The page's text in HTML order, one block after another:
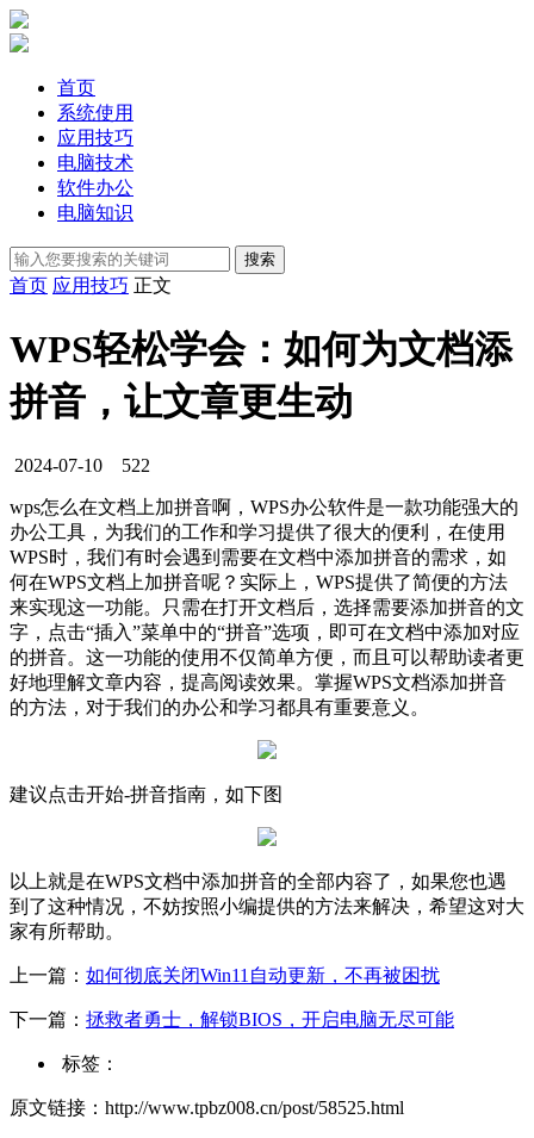
首页
系统使用
应用技巧
电脑技术
软件办公
电脑知识
首页 应用技巧 正文
WPS轻松学会：如何为文档添
拼音，让文章更生动
2024-07-10 522
wps怎么在文档上加拼音啊，WPS办公软件是一款功能强大的
办公工具，为我们的工作和学习提供了很大的便利，在使用
WPS时，我们有时会遇到需要在文档中添加拼音的需求，如
何在WPS文档上加拼音呢？实际上，WPS提供了简便的方法
来实现这一功能。只需在打开文档后，选择需要添加拼音的文
字，点击“插入”菜单中的“拼音”选项，即可在文档中添加对应
的拼音。这一功能的使用不仅简单方便，而且可以帮助读者更
好地理解文章内容，提高阅读效果。掌握WPS文档添加拼音
的方法，对于我们的办公和学习都具有重要意义。
建议点击开始-拼音指南，如下图
以上就是在WPS文档中添加拼音的全部内容了，如果您也遇
到了这种情况，不妨按照小编提供的方法来解决，希望这对大
家有所帮助。
上一篇： 如何彻底关闭Win11自动更新，不再被困扰
下一篇： 拯救者勇士，解锁BIOS，开启电脑无尽可能
标签：
原文链接：http://www.tpbz008.cn/post/58525.html